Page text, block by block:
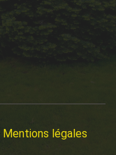
Mentions légales